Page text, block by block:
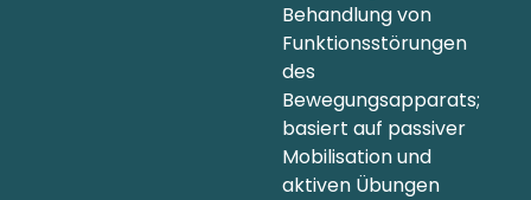
Behandlung von
Funktionsstörungen
des
Bewegungsapparats;
basiert auf passiver
Mobilisation und
aktiven Übungen